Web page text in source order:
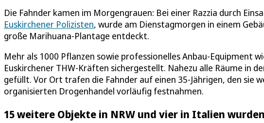
Die Fahnder kamen im Morgengrauen: Bei einer Razzia durch
Euskirchener Polizisten, wurde am Dienstagmorgen in einem
große Marihuana-Plantage entdeckt.
Mehr als 1000 Pflanzen sowie professionelles Anbau-Equipment
Euskirchener THW-Kräften sichergestellt. Nahezu alle Räume in
gefüllt. Vor Ort trafen die Fahnder auf einen 35-Jährigen, den sie
organisierten Drogenhandel vorläufig festnahmen.
15 weitere Objekte in NRW und vier in Italien